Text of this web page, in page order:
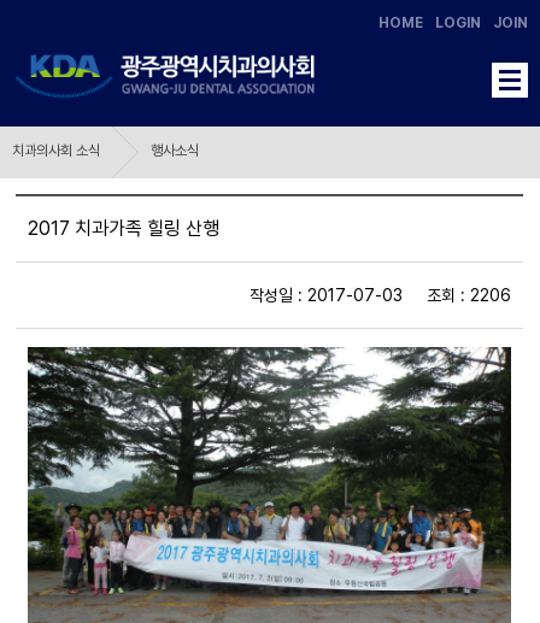
HOME LOGIN JOIN
치과의사회 소식 행사소식
2017 치과가족 힐링 산행
작성일 : 2017-07-03 조회 : 2206